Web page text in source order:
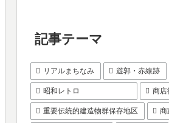
記事テーマ
リアルまちなみ 遊郭・赤線跡
昭和レトロ 商店
重要伝統的建造物群保存地区 商